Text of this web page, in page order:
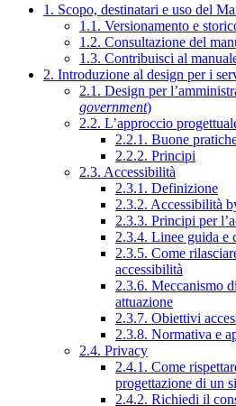
1. Scopo, destinatari e uso del
1.1. Versionamento e
1.2. Consultazione del
1.3. Contribuisci al
2. Introduzione al design per i
2.1. Design per
government)
2.2. L’approccio
2.2.1. Buone
2.2.2. Principi
2.3. Accessibilità
2.3.1. Definizione
2.3.2. Accessibilità
2.3.3. Principi per
2.3.4. Linee guida e
2.3.5. Come
accessibilità
2.3.6. Meccanismo
attuazione
2.3.7. Obiettivi
2.3.8. Normativa e
2.4. Privacy
2.4.1. Come
progettazione di un
2.4.2. Richiedi il